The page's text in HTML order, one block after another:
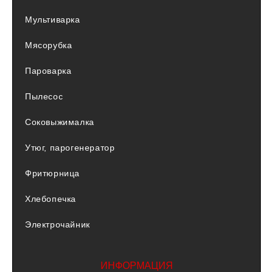
Мультиварка
Мясорубка
Пароварка
Пылесос
Соковыжималка
Утюг, парогенератор
Фритюрница
Хлебопечка
Электрочайник
ИНФОРМАЦИЯ